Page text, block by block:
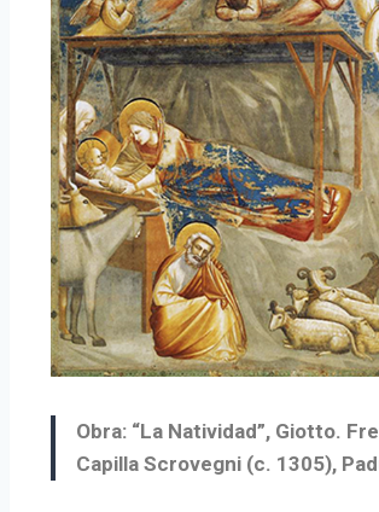
Obra: “La Natividad”, Giotto.
Capilla Scrovegni (c. 1305),